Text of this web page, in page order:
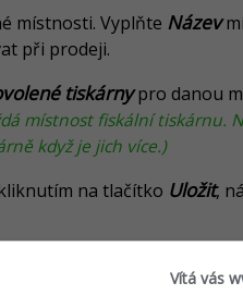
místnosti. Vyplňte Název
při prodeji.
tiskárnypro danou
místnost fiskální
když je jich více.)
na tlačítko Uložit,
vytvoření nové místnosti
Vítá vás